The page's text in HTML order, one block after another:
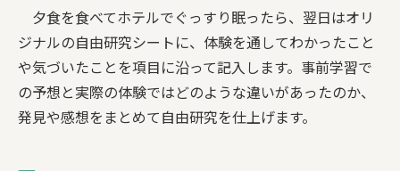
夕食を食べてホテルでぐっすり眠ったら、翌日はオリ
ジナルの自由研究シートに、体験を通してわかったこと
や気づいたことを項目に沿って記入します。事前学習で
の予想と実際の体験ではどのような違いがあったのか、
発見や感想をまとめて自由研究を仕上げます。